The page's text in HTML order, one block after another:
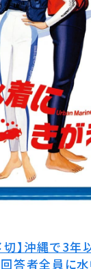
切】沖縄で3年
答者全員に